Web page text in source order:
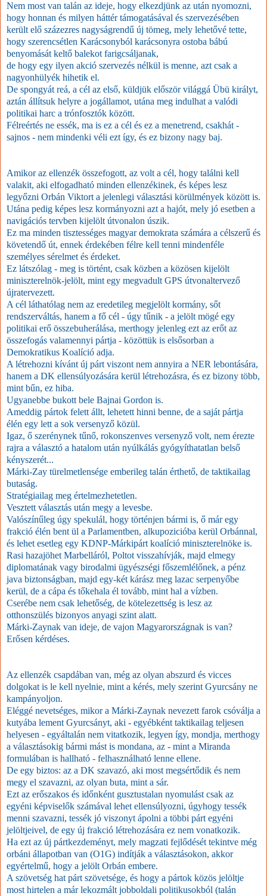
Nem most van talán az ideje, hogy elkezdjünk az után nyomozni,
hogy honnan és milyen háttér támogatásával és szervezésében
került elő százezres nagyságrendű új tömeg, mely lehetővé tette,
hogy szerencsétlen Karácsonyból karácsonyra ostoba bábú
benyomását keltő balekot farigcsáljanak,
de hogy egy ilyen akció szervezés nélkül is menne, azt csak a
nagyonhülyék hihetik el.
De spongyát reá, a cél az első, küldjük először világgá Übü királyt,
aztán állítsuk helyre a jogállamot, utána meg indulhat a valódi
politikai harc a trónfosztók között.
Félreértés ne essék, ma is ez a cél és ez a menetrend, csakhát -
sajnos - nem mindenki véli ezt így, és ez bizony nagy baj.
Amikor az ellenzék összefogott, az volt a cél, hogy találni kell
valakit, aki elfogadható minden ellenzékinek, és képes lesz
legyőzni Orbán Viktort a jelenlegi választási körülmények között is.
Utána pedig képes lesz kormányozni azt a hajót, mely jó esetben a
navigációs tervben kijelölt útvonalon úszik.
Ez ma minden tisztességes magyar demokrata számára a célszerű és
követendő út, ennek érdekében félre kell tenni mindenféle
személyes sérelmet és érdeket.
Ez látszólag - meg is történt, csak közben a közösen kijelölt
miniszterelnök-jelölt, mint egy megvadult GPS útvonaltervező
újratervezett.
A cél láthatólag nem az eredetileg megjelölt kormány, sőt
rendszerváltás, hanem a fő cél - úgy tűnik - a jelölt mögé egy
politikai erő összebuherálása, merthogy jelenleg ezt az erőt az
összefogás valamennyi pártja - közöttük is elsősorban a
Demokratikus Koalíció adja.
A létrehozni kívánt új párt viszont nem annyira a NER lebontására,
hanem a DK ellensúlyozására kerül létrehozásra, és ez bizony több,
mint bűn, ez hiba.
Ugyanebbe bukott bele Bajnai Gordon is.
Ameddig pártok felett állt, lehetett hinni benne, de a saját pártja
élén egy lett a sok versenyző közül.
Igaz, ő szerénynek tűnő, rokonszenves versenyző volt, nem érezte
rajra a választó a hatalom után nyúlkálás gyógyíthatatlan belső
kényszerét...
Márki-Zay türelmetlensége emberileg talán érthető, de taktikailag
butaság.
Stratégiailag meg értelmezhetetlen.
Vesztett választás után megy a levesbe.
Valószínűleg úgy spekulál, hogy történjen bármi is, ő már egy
frakció élén bent ül a Parlamentben, alkupozicióba kerül Orbánnal,
és lehet esetleg egy KDNP-Márkipárt koalíció miniszterelnöke is.
Rasi hazajöhet Marbelláról, Poltot visszahívják, majd elmegy
diplomatának vagy birodalmi ügyészségi főszemlélőnek, a pénz
java biztonságban, majd egy-két kárász meg lazac serpenyőbe
kerül, de a cápa és tőkehala él tovább, mint hal a vízben.
Cserébe nem csak lehetőség, de kötelezettség is lesz az
otthonszülés bizonyos anyagi szint alatt.
Márki-Zaynak van ideje, de vajon Magyarországnak is van?
Erősen kérdéses.
Az ellenzék csapdában van, még az olyan abszurd és vicces
dolgokat is le kell nyelnie, mint a kérés, mely szerint Gyurcsány ne
kampányoljon.
Eléggé nevetséges, mikor a Márki-Zaynak nevezett farok csóválja a
kutyába lement Gyurcsányt, aki - egyébként taktikailag teljesen
helyesen - egyáltalán nem vitatkozik, legyen így, mondja, merthogy
a választásokig bármi mást is mondana, az - mint a Miranda
formulában is hallható - felhasználható lenne ellene.
De egy biztos: az a DK szavazó, aki most megsértődik és nem
megy el szavazni, az olyan buta, mint a sár.
Ezt az erőszakos és időnként gusztustalan nyomulást csak az
egyéni képviselők számával lehet ellensúlyozni, úgyhogy tessék
menni szavazni, tessék jó viszonyt ápolni a többi párt egyéni
jelöltjeivel, de egy új frakció létrehozására ez nem vonatkozik.
Ha ezt az új pártkezdeményt, mely magzati fejlődését tekintve még
orbáni állapotban van (O1G) indítják a választásokon, akkor
egyértelmű, hogy a jelölt Orbán embere.
A szövetség hat párt szövetsége, és hogy a pártok közös jelöltje
most hirtelen a már lekozmált jobboldali politikusokból (talán